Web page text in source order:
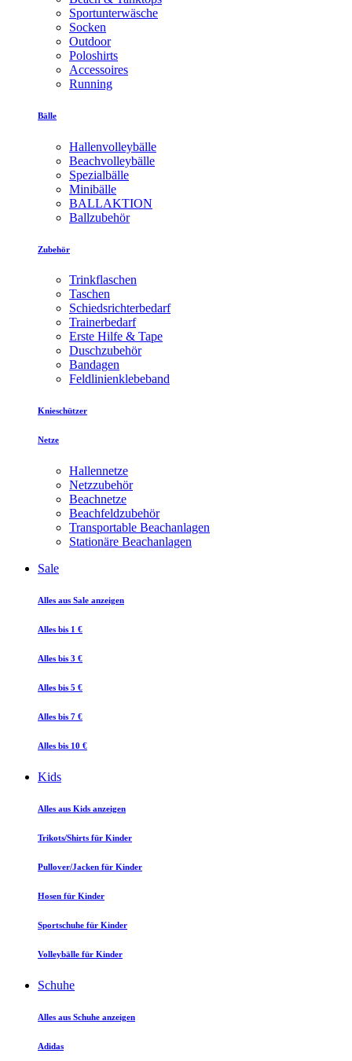
Sportunterwäsche
Socken
Outdoor
Poloshirts
Accessoires
Running
Bälle
Hallenvolleybälle
Beachvolleybälle
Spezialbälle
Minibälle
BALLAKTION
Ballzubehör
Zubehör
Trinkflaschen
Taschen
Schiedsrichterbedarf
Trainerbedarf
Erste Hilfe & Tape
Duschzubehör
Bandagen
Feldlinienklebeband
Knieschützer
Netze
Hallennetze
Netzzubehör
Beachnetze
Beachfeldzubehör
Transportable Beachanlagen
Stationäre Beachanlagen
Sale
Alles aus Sale anzeigen
Alles bis 1 €
Alles bis 3 €
Alles bis 5 €
Alles bis 7 €
Alles bis 10 €
Kids
Alles aus Kids anzeigen
Trikots/Shirts für Kinder
Pullover/Jacken für Kinder
Hosen für Kinder
Sportschuhe für Kinder
Volleybälle für Kinder
Schuhe
Alles aus Schuhe anzeigen
Adidas